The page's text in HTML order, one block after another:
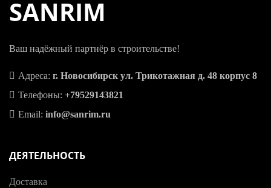
SANRIM
Ваш надёжный партнёр в строительстве!
Адреса: г. Новосибирск ул. Трикотажная д. 48 корпус 8
Телефоны: +79529143821
Email: info@sanrim.ru
ДЕЯТЕЛЬНОСТЬ
Доставка